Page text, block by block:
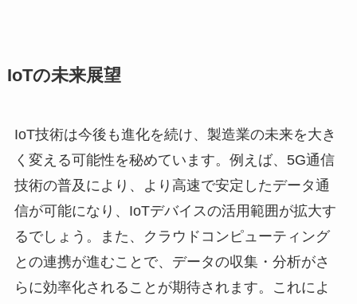
IoTの未来展望
IoT技術は今後も進化を続け、製造業の未来を大き
く変える可能性を秘めています。例えば、5G通信
技術の普及により、より高速で安定したデータ通
信が可能になり、IoTデバイスの活用範囲が拡大す
るでしょう。また、クラウドコンピューティング
との連携が進むことで、データの収集・分析がさ
らに効率化されることが期待されます。これによ